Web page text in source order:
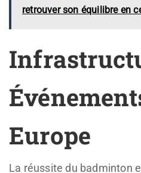
retrouver son équilibre en
Europe
La réussite du badminton